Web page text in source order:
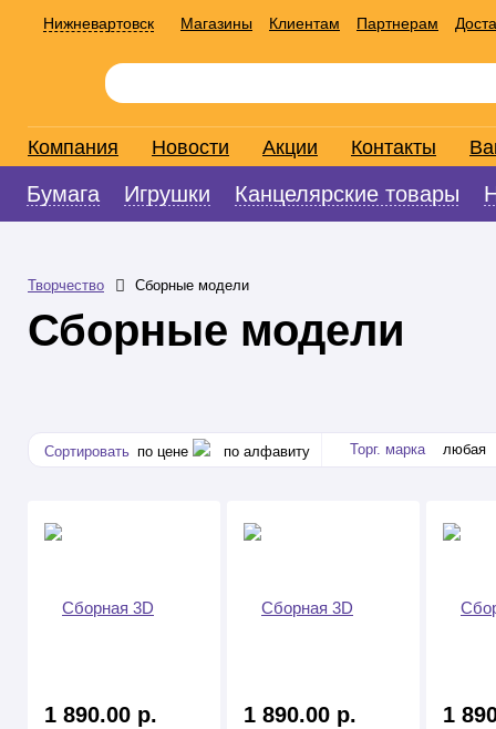
Нижневартовск Магазины Клиентам Партнерам
Компания Новости Акции Контакты
Бумага Игрушки Канцелярские товары
Творчество Сборные модели
Сборные модели
Сортировать по цене по алфавиту Торг. марка любая
1 890.00 р. 1 890.00 р. 1